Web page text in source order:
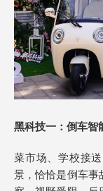
黑科技一：倒车
菜市场、学校接
景，恰恰是倒车事